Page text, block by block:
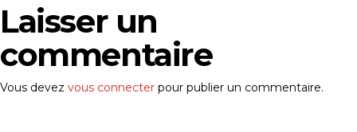
Laisser un
commentaire
Vous devez vous connecter pour publier un commentaire.